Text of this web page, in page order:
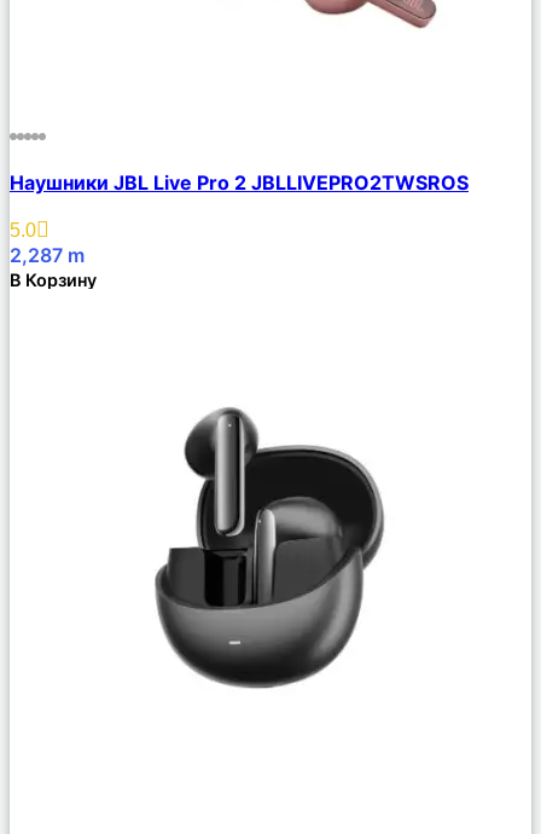
Описание
Избранное
Наушники JBL Live Pro 2 JBLLIVEPRO2TWSROS
5.0
2,287 m
В Корзину